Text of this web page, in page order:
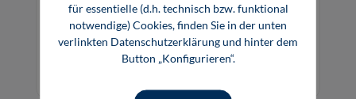
Tagungsband Anwenderkongress
Steckverbinder 2025
99,00 €*
für essentielle (d.h. technisch bzw. funktional
notwendige) Cookies, finden Sie in der unten
verlinkten Datenschutzerklärung und hinter dem
Button „Konfigurieren“.